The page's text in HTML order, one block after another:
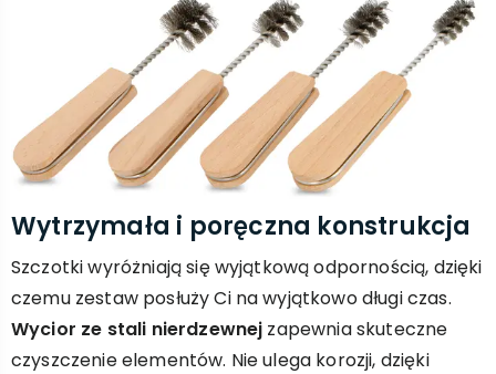
Wytrzymała i poręczna konstrukcja
Szczotki wyróżniają się wyjątkową odpornością, dzięki
czemu zestaw posłuży Ci na wyjątkowo długi czas.
Wycior ze stali nierdzewnej zapewnia skuteczne
czyszczenie elementów. Nie ulega korozji, dzięki